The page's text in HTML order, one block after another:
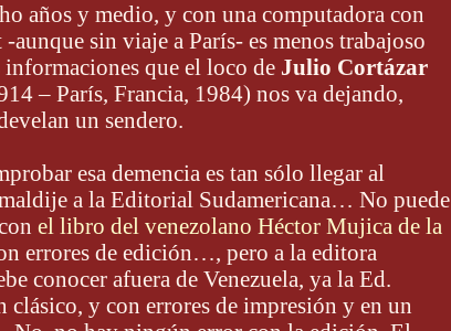
años y medio, y con una computadora con
aunque sin viaje a París- es menos trabajoso
informaciones que el loco de Julio Cortázar
– París, Francia, 1984) nos va dejando,
un sendero.
esa demencia es tan sólo llegar al
a la Editorial Sudamericana… No puede
el libro del venezolano Héctor Mujica de la
errores de edición…, pero a la editora
conocer afuera de Venezuela, ya la Ed.
clásico, y con errores de impresión y en un